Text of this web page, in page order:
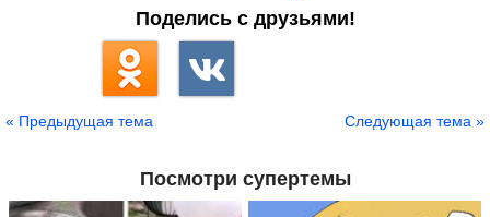
Поделись с друзьями!
« Предыдущая тема Следующая тема »
Посмотри супертемы